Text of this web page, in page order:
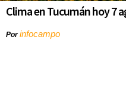
Clima en Tucumán hoy 7
Porinfocampo